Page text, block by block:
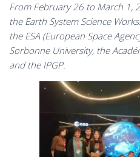
From February 26 to March 1,
the Earth System Science
the ESA (European Space
Sorbonne University, the
and the IPGP.